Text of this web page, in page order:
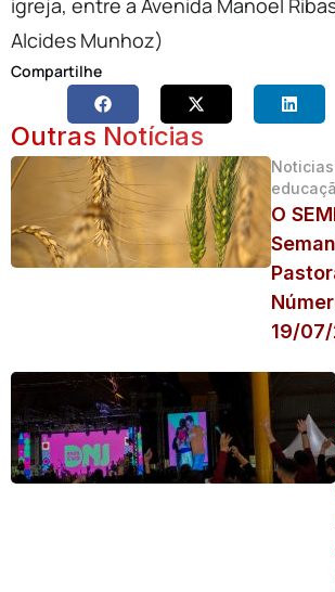
igreja, entre a Avenida Manoel
Alcides Munhoz)
Compartilhe
Outras Notícias
O
19/